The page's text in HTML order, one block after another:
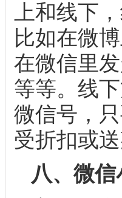
上和线下
比如在微
在微信里
等等。线
微信号，
受折扣或
八、微